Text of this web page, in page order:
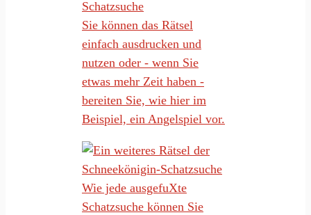
Sie können das Rätsel
einfach ausdrucken und
nutzen oder - wenn Sie
etwas mehr Zeit haben -
bereiten Sie, wie hier im
Beispiel, ein Angelspiel vor.
Wie jede ausgefuXte
Schatzsuche können Sie